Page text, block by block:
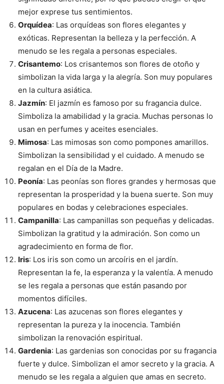
mejor exprese tus sentimientos.
Orquídea: Las orquídeas son flores elegantes y
exóticas. Representan la belleza y la perfección. A
menudo se les regala a personas especiales.
Crisantemo: Los crisantemos son flores de otoño y
simbolizan la vida larga y la alegría. Son muy populares
en la cultura asiática.
Jazmín: El jazmín es famoso por su fragancia dulce.
Simboliza la amabilidad y la gracia. Muchas personas lo
usan en perfumes y aceites esenciales.
Mimosa: Las mimosas son como pompones amarillos.
Simbolizan la sensibilidad y el cuidado. A menudo se
regalan en el Día de la Madre.
Peonía: Las peonías son flores grandes y hermosas que
representan la prosperidad y la buena suerte. Son muy
populares en bodas y celebraciones especiales.
Campanilla: Las campanillas son pequeñas y delicadas.
Simbolizan la gratitud y la admiración. Son como un
agradecimiento en forma de flor.
Iris: Los iris son como un arcoíris en el jardín.
Representan la fe, la esperanza y la valentía. A menudo
se les regala a personas que están pasando por
momentos difíciles.
Azucena: Las azucenas son flores elegantes y
representan la pureza y la inocencia. También
simbolizan la renovación espiritual.
Gardenia: Las gardenias son conocidas por su fragancia
fuerte y dulce. Simbolizan el amor secreto y la gracia. A
menudo se les regala a alguien que amas en secreto.